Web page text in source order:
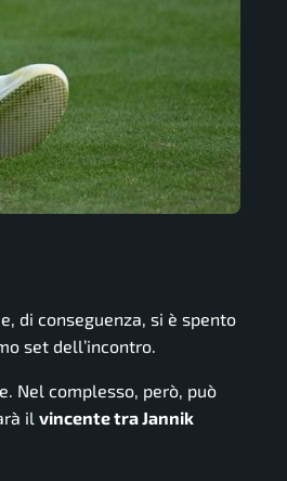
e, di conseguenza, si è spento
set dell’incontro.
Nel complesso, però, può
il vincente tra Jannik